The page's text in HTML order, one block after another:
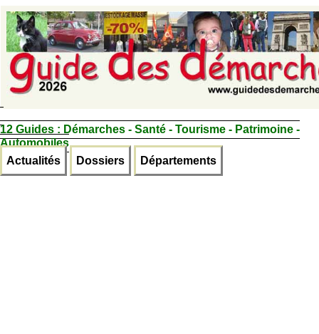
12 Guides : Démarches - Santé - Tourisme - Patrimoine -
Automobiles
Actualités
Dossiers Départements